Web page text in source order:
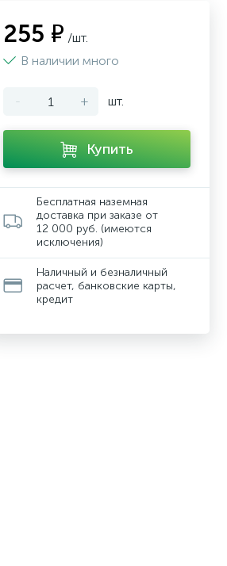
255 ₽ /шт.
В наличии много
- + шт.
Купить
Бесплатная наземная
доставка при заказе от
12 000 руб. (имеются
исключения)
Наличный и безналичный
расчет, банковские карты,
кредит